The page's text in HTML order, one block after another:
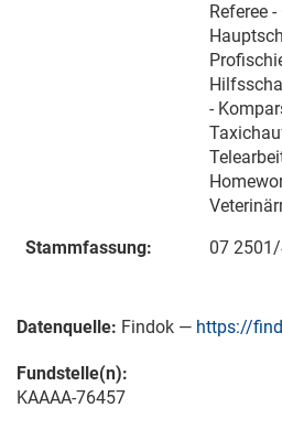
Referee
-
Stammfassung:
07
Datenquelle: Findok — https://
Fundstelle(n):
KAAAA-76457